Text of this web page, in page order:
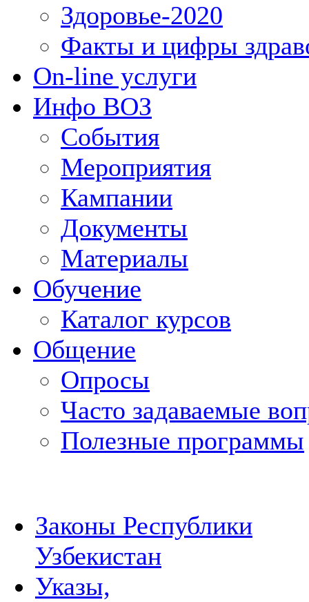
Здоровье-2020
Факты и цифры
On-line услуги
Инфо ВОЗ
События
Мероприятия
Кампании
Документы
Материалы
Обучение
Каталог курсов
Общение
Опросы
Часто задаваемые
Полезные программы
Законы Республики
Узбекистан
Указы,